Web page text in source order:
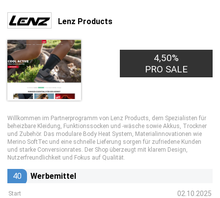
Lenz Products
4,50%
PRO SALE
Willkommen im Partnerprogramm von Lenz Products, dem Spezialisten für
beheizbare Kleidung, Funktionssocken und -wäsche sowie Akkus, Trockner
und Zubehör. Das modulare Body Heat System, Materialinnovationen wie
Merino SoftTec und eine schnelle Lieferung sorgen für zufriedene Kunden
und starke Conversionrates. Der Shop überzeugt mit klarem Design,
Nutzerfreundlichkeit und Fokus auf Qualität.
40 Werbemittel
Start 02.10.2025